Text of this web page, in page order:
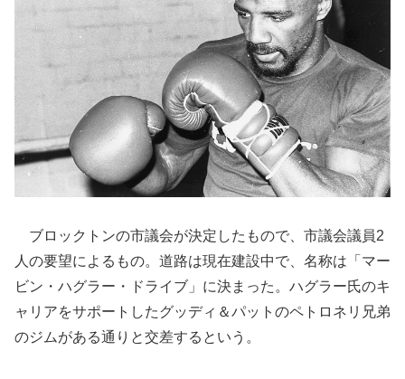
ブロックトンの市議会が決定したもので、市議会議員2
人の要望によるもの。道路は現在建設中で、名称は「マー
ビン・ハグラー・ドライブ」に決まった。ハグラー氏のキ
ャリアをサポートしたグッディ＆パットのペトロネリ兄弟
のジムがある通りと交差するという。